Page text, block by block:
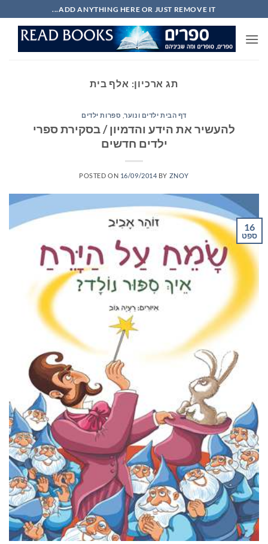
to
content
ADD ANYTHING HERE OR JUST REMOVE IT...
תג ארכיון: אלף בית
דף הבית ילדים ונוער, ספרות ילדים
להעשיר את הידע והדמיון / בסקירת ספרי
ילדים חדשים
POSTED ON 16/09/2014 BY ZNOY
16
ספט